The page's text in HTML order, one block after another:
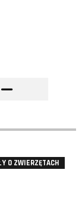
O ZWIERZĘTACH